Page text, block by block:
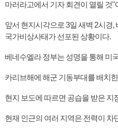
마러라고에서 기자 회견이 열릴 것"
앞서 현지시각으로 3일 새벽 2시경
국가비상사태가 선포된 상황이다.
베네수엘라 정부는 성명을 통해 미
카리브해에 해군 기동부대를 배치
현지 보도에 따르면 공습을 받은 지
현재 인근의 여러 지역은 전력이 차